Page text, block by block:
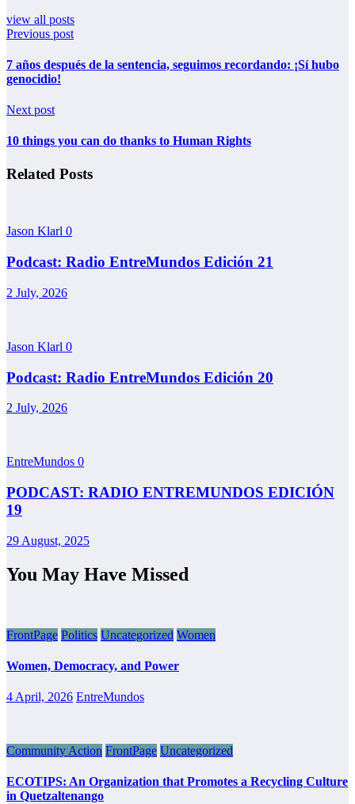
view all posts
Previous post
7 años después de la sentencia, seguimos recordando: ¡Sí hubo
genocidio!
Next post
10 things you can do thanks to Human Rights
Related Posts
Jason Klarl 0
Podcast: Radio EntreMundos Edición 21
2 July, 2026
Jason Klarl 0
Podcast: Radio EntreMundos Edición 20
2 July, 2026
EntreMundos 0
PODCAST: RADIO ENTREMUNDOS EDICIÓN
19
29 August, 2025
You May Have Missed
FrontPage Politics Uncategorized Women
Women, Democracy, and Power
4 April, 2026 EntreMundos
Community Action FrontPage Uncategorized
ECOTIPS: An Organization that Promotes a Recycling Culture
in Quetzaltenango